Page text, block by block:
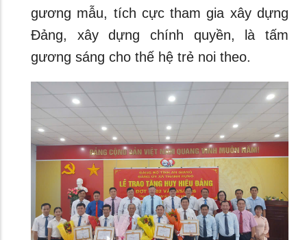
gương mẫu, tích cực tham gia xây dựng
Đảng, xây dựng chính quyền, là tấm
gương sáng cho thế hệ trẻ noi theo.